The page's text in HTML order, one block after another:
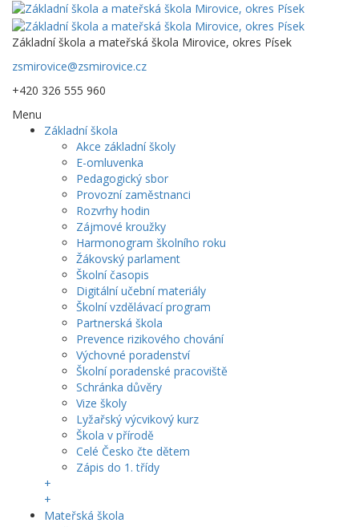
Základní škola a mateřská škola Mirovice, okres Písek
zsmirovice@zsmirovice.cz
+420 326 555 960
Menu
Základní škola
Akce základní školy
E-omluvenka
Pedagogický sbor
Provozní zaměstnanci
Rozvrhy hodin
Zájmové kroužky
Harmonogram školního roku
Žákovský parlament
Školní časopis
Digitální učební materiály
Školní vzdělávací program
Partnerská škola
Prevence rizikového chování
Výchovné poradenství
Školní poradenské pracoviště
Schránka důvěry
Vize školy
Lyžařský výcvikový kurz
Škola v přírodě
Celé Česko čte dětem
Zápis do 1. třídy
+
+
Mateřská škola